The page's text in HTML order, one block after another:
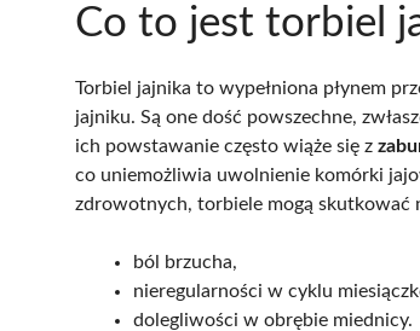
Co to jest torbiel
Torbiel jajnika to wypełniona płynem
jajniku. Są one dość powszechne,
ich powstawanie często wiąże się z
co uniemożliwia uwolnienie komórki
zdrowotnych, torbiele mogą skutkować
ból brzucha,
nieregularności w cyklu
dolegliwości w obrębie miednicy.